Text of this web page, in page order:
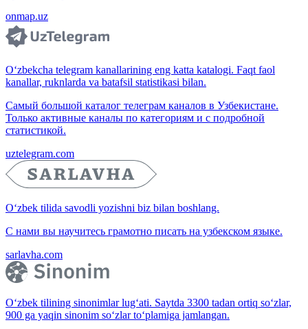
onmap.uz
O‘zbekcha telegram kanallarining eng katta katalogi. Faqt faol
kanallar, ruknlarda va batafsil statistikasi bilan.
Самый большой каталог телеграм каналов в Узбекистане.
Только активные каналы по категориям и с подробной
статистикой.
uztelegram.com
O‘zbek tilida savodli yozishni biz bilan boshlang.
С нами вы научитесь грамотно писать на узбекском языке.
sarlavha.com
O‘zbek tilining sinonimlar lug‘ati. Saytda 3300 tadan ortiq so‘zlar,
900 ga yaqin sinonim so‘zlar to‘plamiga jamlangan.